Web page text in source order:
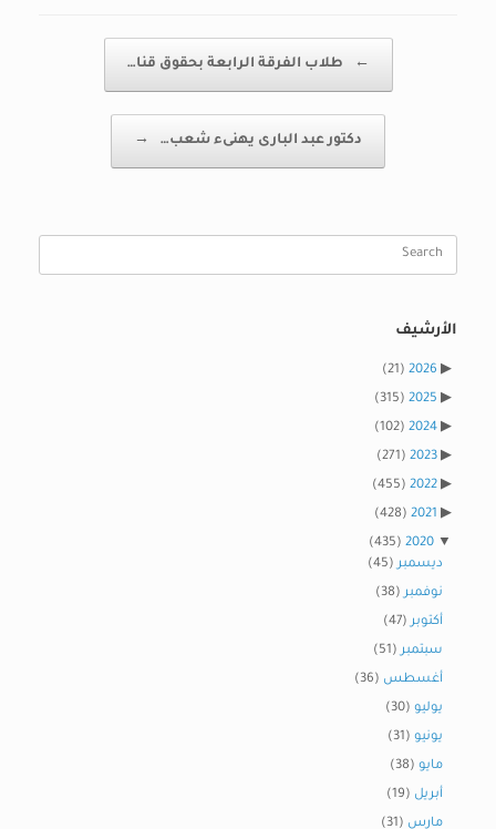
← طلاب الفرقة الرابعة بحقوق قنا…
دكتور عبد البارى يهنىء شعب… →
Search
الأرشيف
2026
(21)
2025
(315)
2024
(102)
2023
(271)
2022
(455)
2021
(428)
2020
(435)
ديسمبر(45)
نوفمبر(38)
أكتوبر(47)
سبتمبر(51)
أغسطس (36)
يوليو (30)
يونيو (31)
مايو (38)
أبريل (19)
مارس (31)